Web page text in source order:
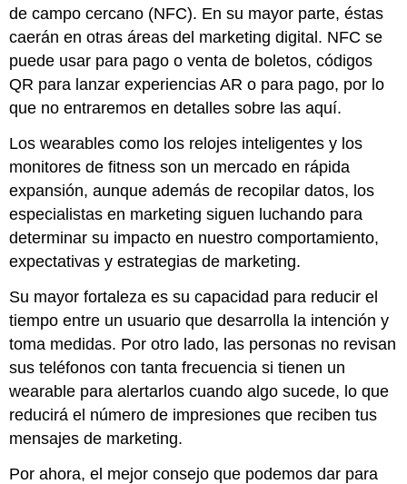
de campo cercano (NFC). En su mayor parte, éstas
caerán en otras áreas del marketing digital. NFC se
puede usar para pago o venta de boletos, códigos
QR para lanzar experiencias AR o para pago, por lo
que no entraremos en detalles sobre las aquí.
Los wearables como los relojes inteligentes y los
monitores de fitness son un mercado en rápida
expansión, aunque además de recopilar datos, los
especialistas en marketing siguen luchando para
determinar su impacto en nuestro comportamiento,
expectativas y estrategias de marketing.
Su mayor fortaleza es su capacidad para reducir el
tiempo entre un usuario que desarrolla la intención y
toma medidas. Por otro lado, las personas no revisan
sus teléfonos con tanta frecuencia si tienen un
wearable para alertarlos cuando algo sucede, lo que
reducirá el número de impresiones que reciben tus
mensajes de marketing.
Por ahora, el mejor consejo que podemos dar para